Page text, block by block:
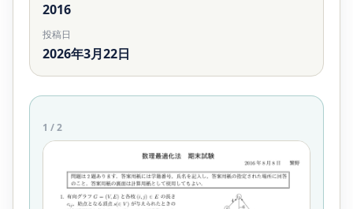
2016
投稿日
2026年3月22日
1 /2